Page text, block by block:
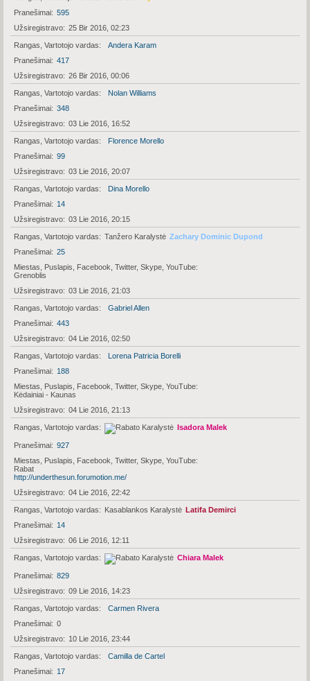
Pranešimai
595
Užsiregistravo
25 Bir 2016, 02:23
Rangas, Vartotojo vardas
Andera Karam
Pranešimai
417
Užsiregistravo
26 Bir 2016, 00:06
Rangas, Vartotojo vardas
Nolan Williams
Pranešimai
348
Užsiregistravo
03 Lie 2016, 16:52
Rangas, Vartotojo vardas
Florence Morello
Pranešimai
99
Užsiregistravo
03 Lie 2016, 20:07
Rangas, Vartotojo vardas
Dina Morello
Pranešimai
14
Užsiregistravo
03 Lie 2016, 20:15
Rangas, Vartotojo vardas Tanžero Karalystė Zachary Dominic Dupond
Pranešimai
25
Miestas, Puslapis, Facebook, Twitter, Skype, YouTube
Grenoblis
Užsiregistravo
03 Lie 2016, 21:03
Rangas, Vartotojo vardas
Gabriel Allen
Pranešimai
443
Užsiregistravo
04 Lie 2016, 02:50
Rangas, Vartotojo vardas
Lorena Patricia Borelli
Pranešimai
188
Miestas, Puslapis, Facebook, Twitter, Skype, YouTube
Kėdainiai - Kaunas
Užsiregistravo
04 Lie 2016, 21:13
Rangas, Vartotojo vardas Isadora Malek
Pranešimai
927
Miestas, Puslapis, Facebook, Twitter, Skype, YouTube
Rabat
http://underthesun.forumotion.me/
Užsiregistravo
04 Lie 2016, 22:42
Rangas, Vartotojo vardas Kasablankos Karalystė Latifa Demirci
Pranešimai
14
Užsiregistravo
06 Lie 2016, 12:11
Rangas, Vartotojo vardas Chiara Malek
Pranešimai
829
Užsiregistravo
09 Lie 2016, 14:23
Rangas, Vartotojo vardas
Carmen Rivera
Pranešimai
0
Užsiregistravo
10 Lie 2016, 23:44
Rangas, Vartotojo vardas
Camilla de Cartel
Pranešimai
17